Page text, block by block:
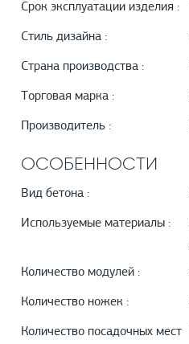
Срок эксплуатации изделия :
Стиль дизайна :
Страна производства :
Торговая марка :
Производитель :
ОСОБЕННОСТИ
Вид бетона :
Используемые материалы :
Количество модулей :
Количество ножек :
Количество посадочных мест